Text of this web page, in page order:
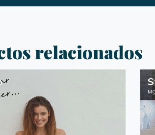
relacionados